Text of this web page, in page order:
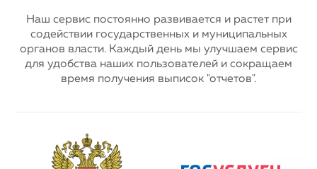
Наш сервис постоянно развивается и растет при
содействии государственныхи муниципальных
органов власти. Каждый день мы улучшаем сервис
для удобства наших пользователей и сокращаем
время получения выписок "отчетов".